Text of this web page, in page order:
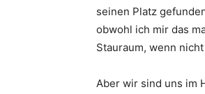
seinen Platz
obwohl ich mir das
Stauraum, wenn
Aber wir sind uns im